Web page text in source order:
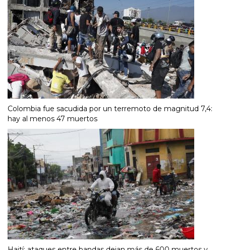
Colombia fue sacudida por un terremoto de magnitud 7,4:
hay al menos 47 muertos